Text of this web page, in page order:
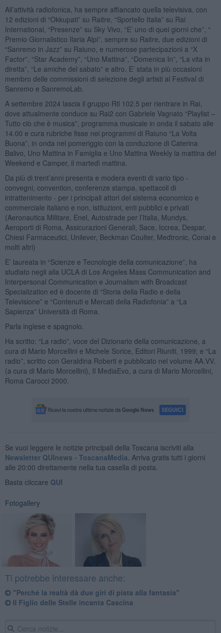
All’attività radiofonica, ha sempre affiancato quella televisiva, con
12 edizioni di “Okkupati” su Raitre, “Sportello Italia” su Rai
International, “Presenze” su Sky Vivo, “E’ uno di quei giorni che”, “
Premio Giornalistico Ilaria Alpi”, sempre su Raitre, due edizioni di
“Sanremo in Jazz” su Raiuno, e numerose partecipazioni a “X
Factor”, “Star Academy”, “Uno Mattina”, “Domenica In”, “La vita in
diretta”, “Le amiche del sabato” e altro. E’ stata in più occasioni
membro delle commissioni di selezione degli artisti al Festival di
Sanremo e SanremoLab.
A settembre 2024 lascia il gruppo Rtl 102.5 per rientrare in Rai,
dove attualmente conduce su Rai2 con Gabriele Vagnato “Playlist –
Tutto ciò che è musica”, programma musicale in onda il sabato alle
14.00 e cura rubriche fisse nei programmi di Raiuno “La Volta
Buona”, in onda nel pomeriggio con la conduzione di Caterina
Balivo, Uno Mattina in Famiglia e Uno Mattina Weekly la mattina del
Weekend e Camper, il martedì mattina.
Da più di trent’anni presenta e modera eventi di vario tipo -
convegni, convention, conferenze stampa, spettacoli di
intrattenimento - per i principali attori del sistema economico e
commerciale italiano e non, istituzioni, enti pubblici e privati
(Aeronautica Militare, Enel, Autostrade per l’Italia, Mundys,
Aeroporti di Roma, Assicurazioni Generali, Sace, Iccrea, Despar,
Chiesi Farmaceutici, Unilever, Beckman Coulter, Medtronic, Conai e
molti altri)
E’ laureata in “Scienze e Tecnologie della comunicazione”, ha
studiato negli alla UCLA di Los Angeles Mass Communication and
Interpersonal Communication e Journalism with Broadcast
Specialization ed è docente di “Storia della Radio e della
Televisione” e “Contenuti e Mercati della Radiofonia” a “La
Sapienza” Università di Roma.
Parla inglese e spagnolo.
Ha scritto: “La radio”, voce del Dizionario della comunicazione, a
cura di Mario Morcellini e Michele Sorice, Editori Riuniti, 1999; e “La
radio”, scritto con Geraldina Roberti e pubblicato nel volume AA.VV.
(a cura di Mario Morcellini), Il MediaEvo, a cura di Mario Morcellini,
Roma Carocci 2000.
Se vuoi leggere le notizie principali della Toscana iscriviti alla
Newsletter QUInews - ToscanaMedia. Arriva gratis tutti i giorni
alle 20:00 direttamente nella tua casella di posta.
Basta cliccare QUI
Fotogallery
Ti potrebbe interessare anche:
"Perché la realtà dà due giri di pista alla fantasia"
Il Figlio delle Stelle incanta Cascina